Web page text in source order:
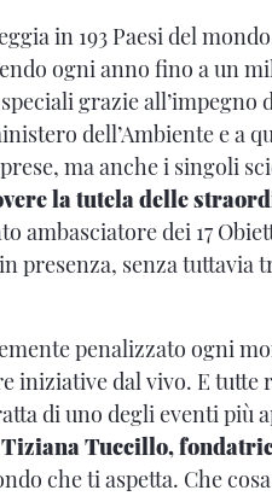
in 193 Paesi del
ogni anno fino a un
grazie all’impegno
dell’Ambiente e a
ma anche i singoli
la tutela delle
ambasciatore dei 17
presenza, senza tuttavia
penalizzato ogni
iniziative dal vivo. E tutte
di uno degli eventi più
Tiziana Tuccillo,
che ti aspetta. Che